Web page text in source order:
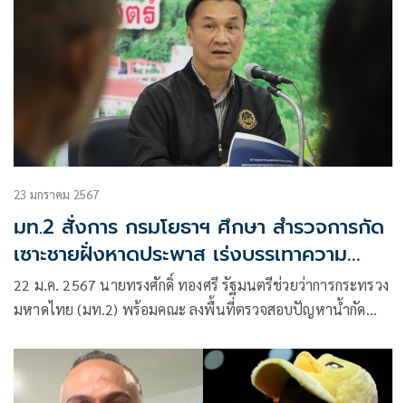
23 มกราคม 2567
มท.2 สั่งการ กรมโยธาฯ ศึกษา สำรวจการกัด
เซาะชายฝั่งหาดประพาส เร่งบรรเทาความ
เดือดร้อนของประชาชน จ.ระนอง
22 ม.ค. 2567 นายทรงศักดิ์ ทองศรี รัฐมนตรีช่วยว่าการกระทรวง
มหาดไทย (มท.2) พร้อมคณะ ลงพื้นที่ตรวจสอบปัญหาน้ำกัด